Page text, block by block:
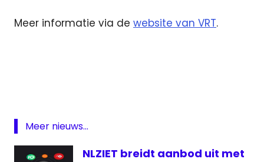
Meer informatie via de website van VRT.
Meer nieuws...
NLZIET breidt aanbod uit met